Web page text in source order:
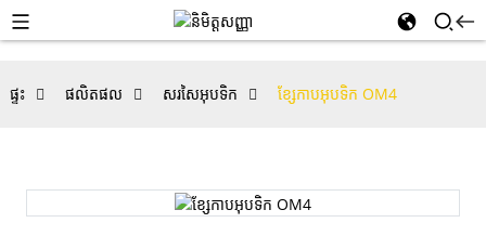
ផ្ទះ ផលិតផល សរសៃ​អុបទិក ខ្សែកាបអុបទិក OM4